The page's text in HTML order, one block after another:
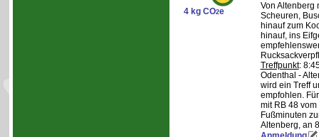
4 kg CO2e
Von Altenberg
Scheuren,
hinauf zum
hinauf, ins
Treffpunkt:
Odenthal -
wird ein Treff
empfohlen.
mit RB 48
Fußminuten
Altenberg, an